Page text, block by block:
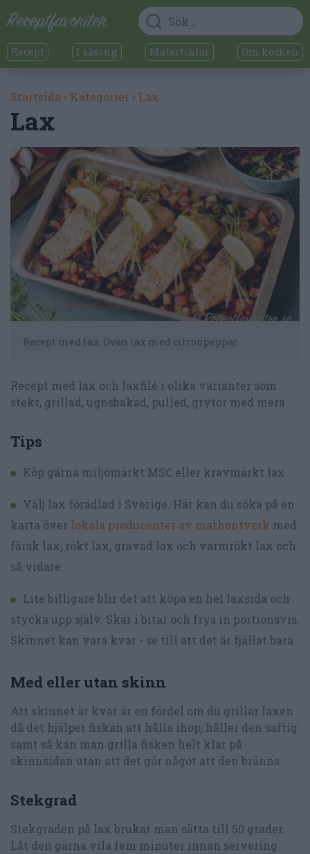
Recept I säsong Matartiklar Om kocken
Startsida › Kategorier › Lax
Lax
Recept med lax. Ovan lax med citronpeppar.
Recept med lax och laxfilé i olika varianter som
stekt, grillad, ugnsbakad, pulled, grytor med mera.
Tips
Köp gärna miljömärkt MSC eller kravmärkt lax.
Välj lax förädlad i Sverige. Här kan du söka på en
karta över lokala producenter av mathantverk med
färsk lax, rökt lax, gravad lax och varmrökt lax och
så vidare.
Lite billigare blir det att köpa en hel laxsida och
stycka upp själv. Skär i bitar och frys in portionsvis.
Skinnet kan vara kvar - se till att det är fjällat bara.
Med eller utan skinn
Att skinnet är kvar är en fördel om du grillar laxen
då det hjälper fiskan att hålla ihop, håller den saftig
samt så kan man grilla fisken helt klar på
skinnsidan utan att det gör något att den bränns.
Stekgrad
Stekgraden på lax brukar man sätta till 50 grader.
Låt den gärna vila fem minuter innan servering